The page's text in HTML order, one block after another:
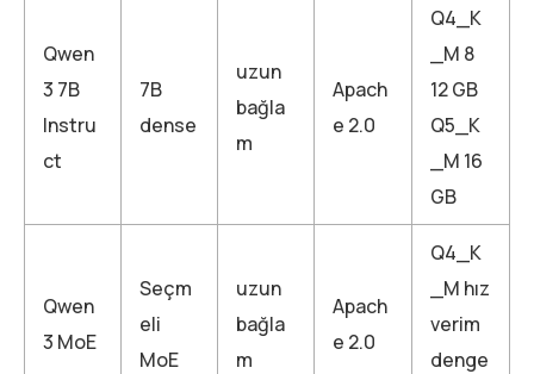
Qwen
3 7B
Instru
ct
7B
dense
uzun
bağla
m
Apach
e 2.0
Q4_K
_M 8
12 GB
Q5_K
_M 16
GB
Qwen
3 MoE
Seçm
eli
MoE
uzun
bağla
m
Apach
e 2.0
Q4_K
_M hız
verim
denge